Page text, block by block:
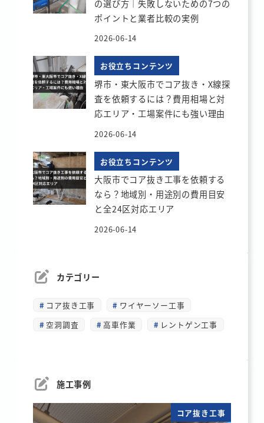
の選び方｜失敗しないための7つの
ポイントと業者比較の実例
2026-06-14
お役立ちコンテンツ
堺市・東大阪市でコア抜き・X線探
査を依頼するには？費用相場と対
応エリア・工場案件にも強い理由
2026-06-14
お役立ちコンテンツ
大阪市でコア抜き工事を依頼する
なら？地域別・用途別の費用目安
と全24区対応エリア
2026-06-14
カテゴリー
コア抜き工事
ワイヤーソー工事
空洞調査
高車作業 レントゲン工事
施工事例
コア抜き工事